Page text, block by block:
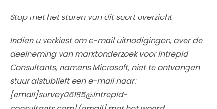
Stop met het sturen van dit soort overzicht
Indien u verkiest om e-mail uitnodigingen, over de
deelneming van marktonderzoek voor Intrepid
Consultants, namens Microsoft, niet te ontvangen
stuur alstublieft een e-mail naar:
[email]survey06185@intrepid-